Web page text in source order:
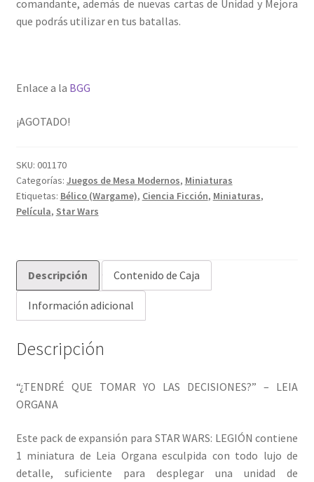
comandante, además de nuevas cartas de Unidad y Mejora
que podrás utilizar en tus batallas.
Enlace a la BGG
¡AGOTADO!
SKU: 001170
Categorías: Juegos de Mesa Modernos, Miniaturas
Etiquetas: Bélico (Wargame), Ciencia Ficción, Miniaturas,
Película, Star Wars
Descripción Contenido de Caja
Información adicional
Descripción
“¿TENDRÉ QUE TOMAR YO LAS DECISIONES?” – LEIA
ORGANA
Este pack de expansión para STAR WARS: LEGIÓN contiene
1 miniatura de Leia Organa esculpida con todo lujo de
detalle, suficiente para desplegar una unidad de